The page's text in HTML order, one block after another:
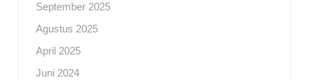
September 2025
Agustus 2025
April 2025
Juni 2024